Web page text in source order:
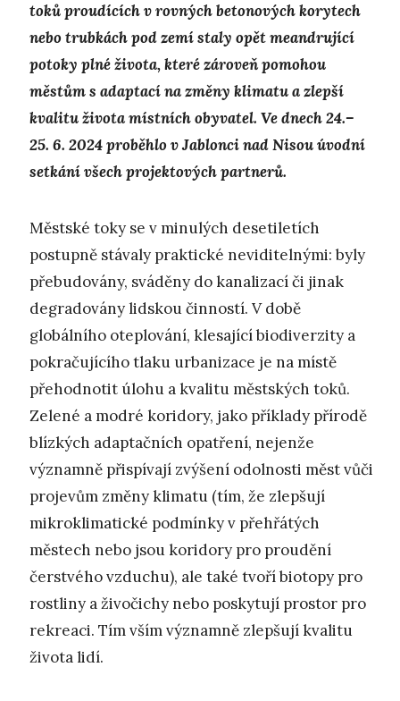
toků proudících v rovných betonových korytech
nebo trubkách pod zemí staly opět meandrující
potoky plné života, které zároveň pomohou
městům s adaptací na změny klimatu a zlepší
kvalitu života místních obyvatel. Ve dnech 24.–
25. 6. 2024 proběhlo v Jablonci nad Nisou úvodní
setkání všech projektových partnerů.
Městské toky se v minulých desetiletích
postupně stávaly praktické neviditelnými: byly
přebudovány, sváděny do kanalizací či jinak
degradovány lidskou činností. V době
globálního oteplování, klesající biodiverzity a
pokračujícího tlaku urbanizace je na místě
přehodnotit úlohu a kvalitu městských toků.
Zelené a modré koridory, jako příklady přírodě
blízkých adaptačních opatření, nejenže
významně přispívají zvýšení odolnosti měst vůči
projevům změny klimatu (tím, že zlepšují
mikroklimatické podmínky v přehřátých
městech nebo jsou koridory pro proudění
čerstvého vzduchu), ale také tvoří biotopy pro
rostliny a živočichy nebo poskytují prostor pro
rekreaci. Tím vším významně zlepšují kvalitu
života lidí.